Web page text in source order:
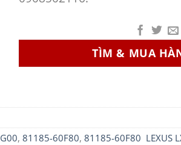
TÌM & MUA
, 81185-60F80, 81185-60F80 LEXUS